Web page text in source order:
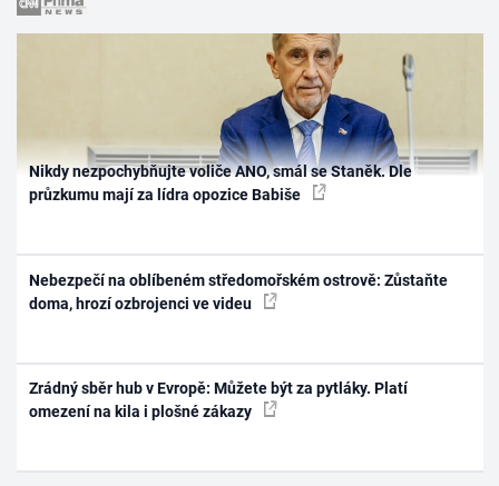
Nikdy nezpochybňujte voliče ANO, smál se Staněk. Dle
průzkumu mají za lídra opozice Babiše
Nebezpečí na oblíbeném středomořském ostrově: Zůstaňte
doma, hrozí ozbrojenci ve videu
Zrádný sběr hub v Evropě: Můžete být za pytláky. Platí
omezení na kila i plošné zákazy